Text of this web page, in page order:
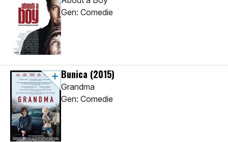
Gen: Comedie
Bunica (2015)
Grandma
Gen: Comedie